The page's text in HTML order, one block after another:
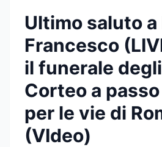
Ultimo saluto a
Francesco
il funerale
Corteo a passo
per le vie di
(VIdeo)